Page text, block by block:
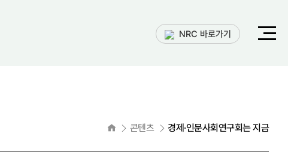
NRC 바로가기
전체메
열기
홈으로콘텐츠 경제·인문사회연구회는 지금